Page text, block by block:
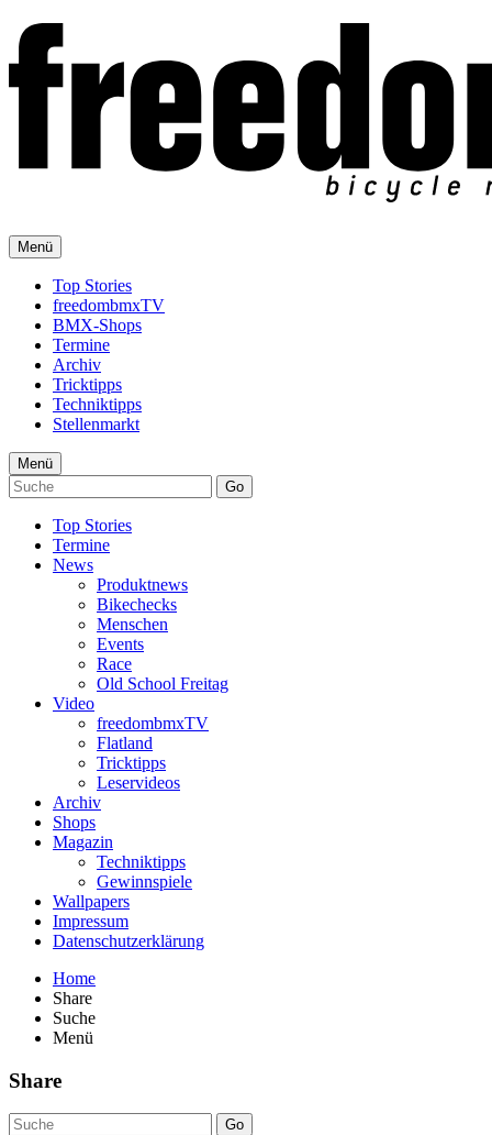
Menü
Top Stories
freedombmxTV
BMX-Shops
Termine
Archiv
Tricktipps
Techniktipps
Stellenmarkt
Menü
Go
Top Stories
Termine
News
Produktnews
Bikechecks
Menschen
Events
Race
Old School Freitag
Video
freedombmxTV
Flatland
Tricktipps
Leservideos
Archiv
Shops
Magazin
Techniktipps
Gewinnspiele
Wallpapers
Impressum
Datenschutzerklärung
Home
Share
Suche
Menü
Share
Go